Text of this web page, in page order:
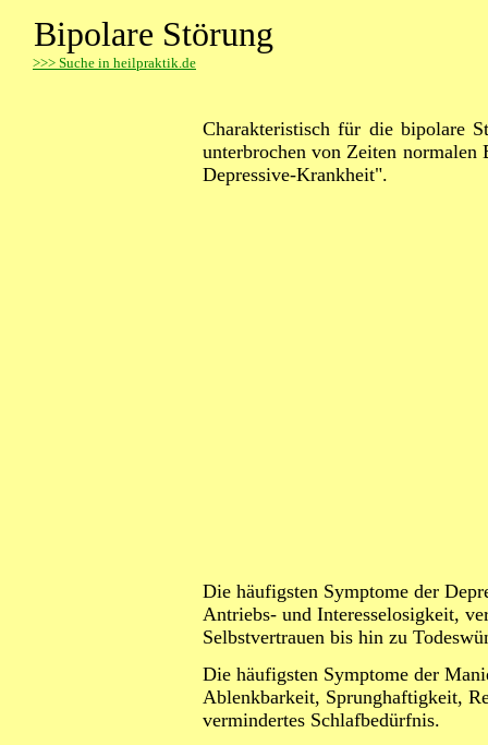
Bipolare Störung
>>> Suche in heilpraktik.de
Charakteristisch für die bipolare
unterbrochen von Zeiten normalen
Depressive-Krankheit".
Die häufigsten Symptome der
Antriebs- und Interesselosigkeit,
Selbstvertrauen bis hin zu
Die häufigsten Symptome der
Ablenkbarkeit, Sprunghaftigkeit,
vermindertes Schlafbedürfnis.